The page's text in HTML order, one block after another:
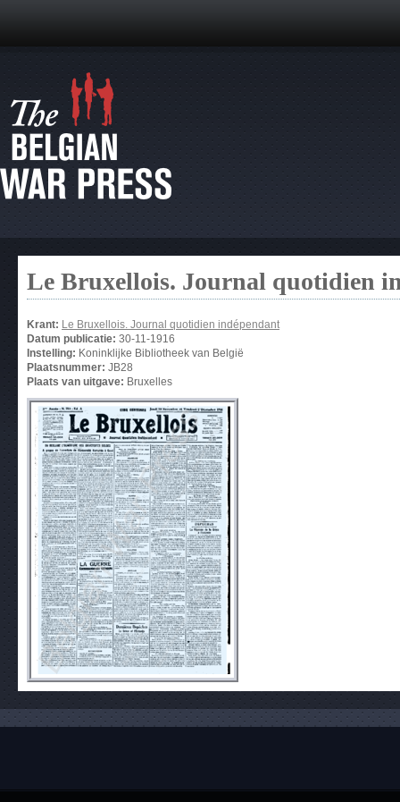
Le Bruxellois. Journal quotidien
Krant: Le Bruxellois. Journal quotidien indépendant
Datum publicatie: 30-11-1916
Instelling: Koninklijke Bibliotheek van België
Plaatsnummer: JB28
Plaats van uitgave: Bruxelles